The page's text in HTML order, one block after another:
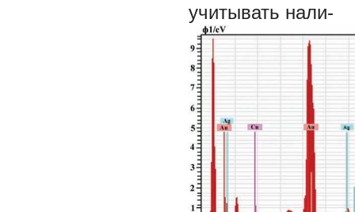
учитывать нали-